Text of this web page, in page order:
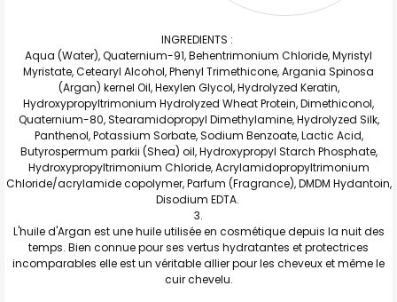
INGREDIENTS :
Aqua (Water), Quaternium-91, Behentrimonium Chloride, Myristyl
Myristate, Cetearyl Alcohol, Phenyl Trimethicone, Argania Spinosa
(Argan) kernel Oil, Hexylen Glycol, Hydrolyzed Keratin,
Hydroxypropyltrimonium Hydrolyzed Wheat Protein, Dimethiconol,
Quaternium-80, Stearamidopropyl Dimethylamine, Hydrolyzed Silk,
Panthenol, Potassium Sorbate, Sodium Benzoate, Lactic Acid,
Butyrospermum parkii (Shea) oil, Hydroxypropyl Starch Phosphate,
Hydroxypropyltrimonium Chloride, Acrylamidopropyltrimonium
Chloride/acrylamide copolymer, Parfum (Fragrance), DMDM Hydantoin,
Disodium EDTA.
L'huile d'Argan est une huile utilisée en cosmétique depuis la nuit des
temps. Bien connue pour ses vertus hydratantes et protectrices
incomparables elle est un véritable allier pour les cheveux et même le
cuir chevelu.